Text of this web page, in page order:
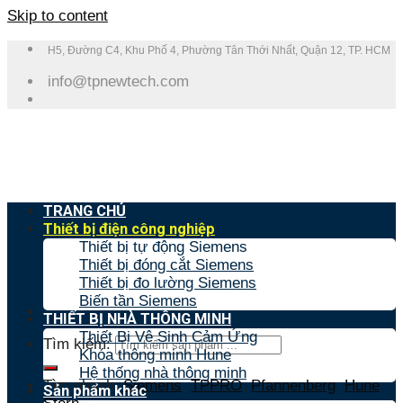
Skip to content
H5, Đường C4, Khu Phố 4, Phường Tân Thới Nhất, Quận 12, TP. HCM
info@tpnewtech.com
Tìm kiếm:
Tìm nhanh:Siemens,TPPRO,Pfannenberg,Hune,
TRANG CHỦ
Thiết bị điện công nghiệp
Thiết bị tự động Siemens
Thiết bị đóng cắt Siemens
Thiết bị đo lường Siemens
Biến tần Siemens
THIẾT BỊ NHÀ THÔNG MINH
Thiết Bị Vệ Sinh Cảm Ứng
Khóa thông minh Hune
Hệ thống nhà thông minh
Sản phẩm khác